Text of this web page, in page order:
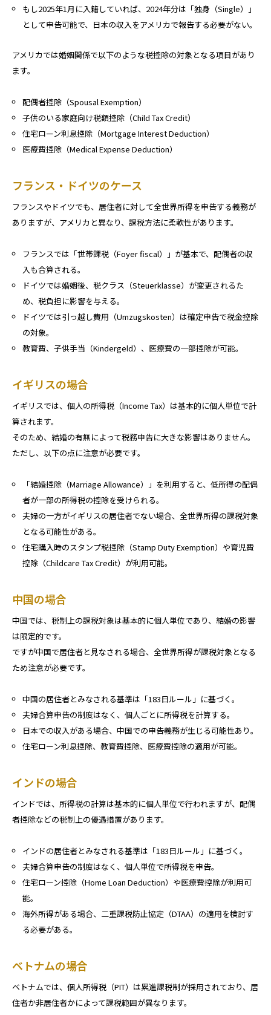
もし2025年1月に入籍していれば、2024年分は「独身（Single）」
として申告可能で、日本の収入をアメリカで報告する必要がない。
アメリカでは婚姻関係で以下のような税控除の対象となる項目があり
ます。
配偶者控除（Spousal Exemption）
子供のいる家庭向け税額控除（Child Tax Credit）
住宅ローン利息控除（Mortgage Interest Deduction）
医療費控除（Medical Expense Deduction）
フランス・ドイツのケース
フランスやドイツでも、居住者に対して全世界所得を申告する義務が
ありますが、アメリカと異なり、課税方法に柔軟性があります。
フランスでは「世帯課税（Foyer fiscal）」が基本で、配偶者の収
入も合算される。
ドイツでは婚姻後、税クラス（Steuerklasse）が変更されるた
め、税負担に影響を与える。
ドイツでは引っ越し費用（Umzugskosten）は確定申告で税金控除
の対象。
教育費、子供手当（Kindergeld）、医療費の一部控除が可能。
イギリスの場合
イギリスでは、個人の所得税（Income Tax）は基本的に個人単位で計
算されます。
そのため、結婚の有無によって税務申告に大きな影響はありません。
ただし、以下の点に注意が必要です。
「結婚控除（Marriage Allowance）」を利用すると、低所得の配偶
者が一部の所得税の控除を受けられる。
夫婦の一方がイギリスの居住者でない場合、全世界所得の課税対象
となる可能性がある。
住宅購入時のスタンプ税控除（Stamp Duty Exemption）や育児費
控除（Childcare Tax Credit）が利用可能。
中国の場合
中国では、税制上の課税対象は基本的に個人単位であり、結婚の影響
は限定的です。
ですが中国で居住者と見なされる場合、全世界所得が課税対象となる
ため注意が必要です。
中国の居住者とみなされる基準は「183日ルール」に基づく。
夫婦合算申告の制度はなく、個人ごとに所得税を計算する。
日本での収入がある場合、中国での申告義務が生じる可能性あり。
住宅ローン利息控除、教育費控除、医療費控除の適用が可能。
インドの場合
インドでは、所得税の計算は基本的に個人単位で行われますが、配偶
者控除などの税制上の優遇措置があります。
インドの居住者とみなされる基準は「183日ルール」に基づく。
夫婦合算申告の制度はなく、個人単位で所得税を申告。
住宅ローン控除（Home Loan Deduction）や医療費控除が利用可
能。
海外所得がある場合、二重課税防止協定（DTAA）の適用を検討す
る必要がある。
ベトナムの場合
ベトナムでは、個人所得税（PIT）は累進課税制が採用されており、居
住者か非居住者かによって課税範囲が異なります。